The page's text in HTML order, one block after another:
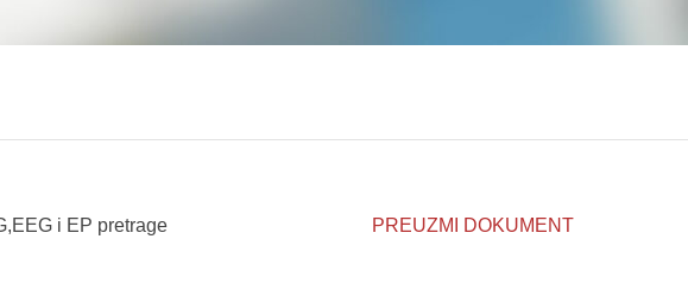
i EP pretrage PREUZMI DOKUMENT